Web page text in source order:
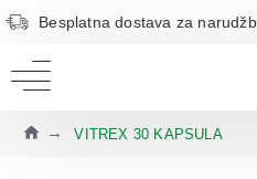
Besplatna dostava za
VITREX 30 KAPSULA